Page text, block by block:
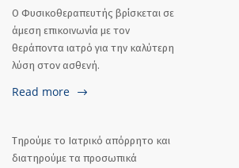
Ο Φυσικοθεραπευτής βρίσκεται σε
άμεση επικοινωνία με τον
θεράποντα ιατρό για την καλύτερη
λύση στον ασθενή.
Read more
Τηρούμε το Ιατρικό απόρρητο και
διατηρούμε τα προσωπικά